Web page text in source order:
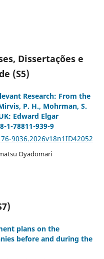
Dissertações e
(S5)
Research: From the
P. H., Mohrman, S.
Edward Elgar
1-78811-939-9
9036.2026v18n1ID42052
Oyadomari
plans on the
before and during the